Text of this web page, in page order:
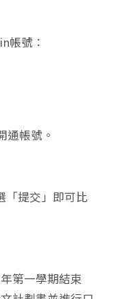
帳號：
通帳號。
「提交」即可比
第一學期結束